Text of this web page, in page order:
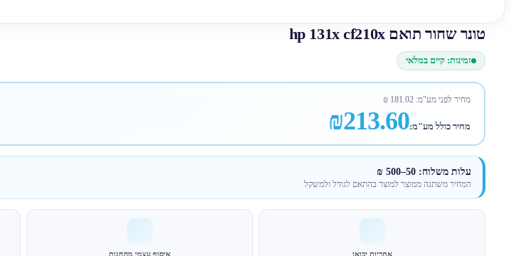
טונר שחור תואם hp 131x cf210x
זמינות: קיים במלאי
מחיר לפני מע"מ:181.02
₪
מחיר כולל מע"מ:₪213.60
עלות משלוח: 50–500 ₪
המחיר משתנה ממוצר למוצר בהתאם לגודל ולמשקל
אחריות יבואן איסוף עצמי מהחנות